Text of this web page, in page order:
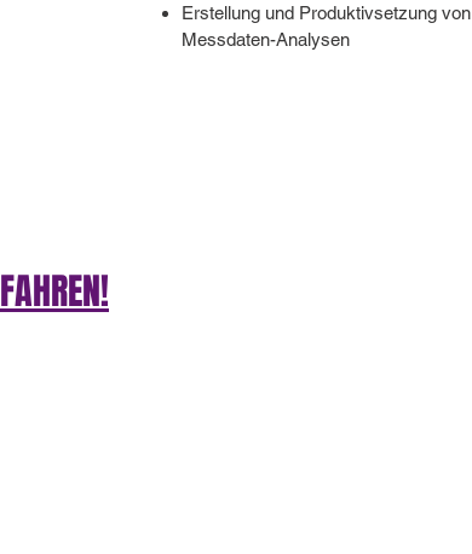
Erstellung und Produktivsetzung von
Messdaten-Analysen